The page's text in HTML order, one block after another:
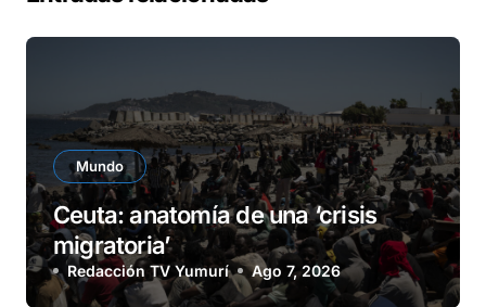
Mundo
Ceuta: anatomía de una ‘crisis
migratoria’
Redacción TV Yumurí Ago 7, 2026